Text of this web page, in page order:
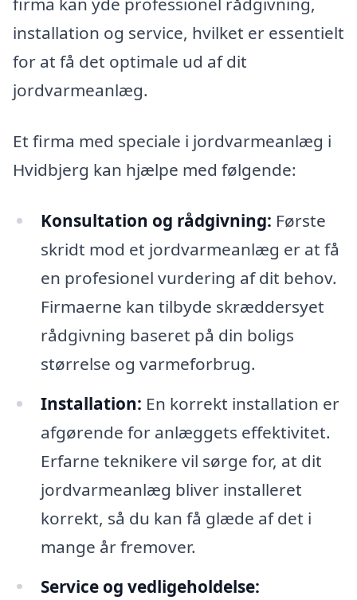
installation og service, hvilket er essentielt
for at få det optimale ud af dit
jordvarmeanlæg.
Et firma med speciale i jordvarmeanlæg i
Hvidbjerg kan hjælpe med følgende:
Konsultation og rådgivning: Første
skridt mod et jordvarmeanlæg er at få
en profesionel vurdering af dit behov.
Firmaerne kan tilbyde skræddersyet
rådgivning baseret på din boligs
størrelse og varmeforbrug.
Installation: En korrekt installation er
afgørende for anlæggets effektivitet.
Erfarne teknikere vil sørge for, at dit
jordvarmeanlæg bliver installeret
korrekt, så du kan få glæde af det i
mange år fremover.
Service og vedligeholdelse: